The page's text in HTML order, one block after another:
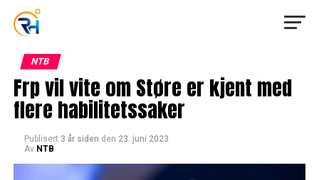
NTB
Frp vil vite om Støre er kjent med
flere habilitetssaker
Publisert 3 år siden den 23. juni 2023
Av NTB